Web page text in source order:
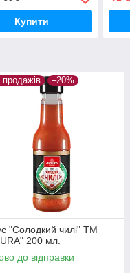
Купити
продажів –20%
"Солодкий чилі" ТМ
200 мл.
до відправки